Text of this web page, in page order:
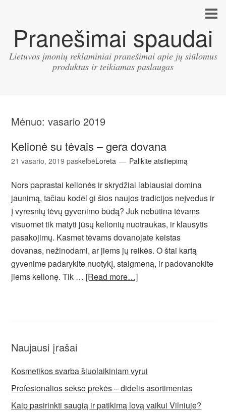
Pranešimai spaudai
Lietuvos įmonių reklaminiai pranešimai apie jų siūlomus
produktus ir teikiamas paslaugas
Mėnuo:vasario 2019
Kelionė su tėvais – gera dovana
21 vasario, 2019 paskelbėLoreta Palikite atsiliepimą
Nors paprastai kelionės ir skrydžiai labiausiai domina
jaunimą, tačiau kodėl gi šios naujos tradicijos neįvedus ir
į vyresnių tėvų gyvenimo būdą? Juk nebūtina tėvams
visuomet tik matyti jūsų kelionių nuotraukas, ir klausytis
pasakojimų. Kasmet tėvams dovanojate keistas
dovanas, nežinodami, ar jiems jų reikės. O štai kartą
gyvenime padarykite nuotykį, staigmeną, ir padovanokite
jiems kelionę. Tik … [Read more…]
Naujausi įrašai
Kosmetikos svarba šiuolaikiniam vyrui
Profesionalios sekso prekės – didelis asortimentas
Kaip pasirinkti saugią ir patikimą lovą vaikui Vilniuje?